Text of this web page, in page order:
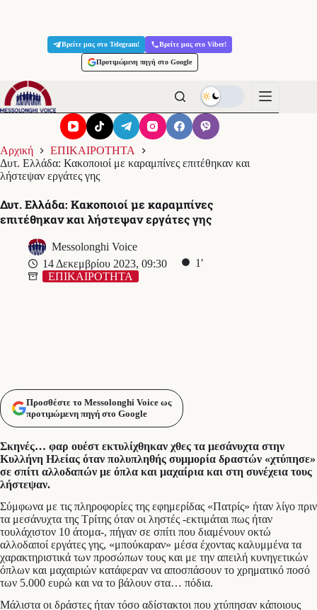
Βρείτε μας στο Telegram! Βρείτε μας στο Viber!
Προτιμώμενη πηγή στο Google
Αρχική
ΕΠΙΚΑΙΡΟΤΗΤΑ
Δυτ. Ελλάδα: Κακοποιοί με καραμπίνες επιτέθηκαν και
λήστεψαν εργάτες γης
Δυτ. Ελλάδα: Κακοποιοί με καραμπίνες
επιτέθηκαν και λήστεψαν εργάτες γης
Messolonghi Voice
14 Δεκεμβρίου 2023, 09:30
1′
ΕΠΙΚΑΙΡΟΤΗΤΑ
Προσθέστε το Messolonghi Voice ως
προτιμώμενη πηγή στο Google
Σκηνές… φαρ ουέστ εκτυλίχθηκαν χθες τα μεσάνυχτα στην
Κυλλήνη Ηλείας όταν πολυπληθής συμμορία δραστών «χτύπησε»
σε σπίτι αλλοδαπών με όπλα και μαχαίρια και στη συνέχεια τους
λήστεψαν.
Σύμφωνα με τις πληροφορίες της εφημερίδας «Πατρίς» ήταν λίγο πριν
τα μεσάνυχτα της Τρίτης όταν οι ληστές -εκτιμάται πως ήταν
τουλάχιστον 10 άτομα-, πήγαν σε σπίτι που διαμένουν οκτώ
αλλοδαποί εργάτες γης, «μπούκαραν» μέσα έχοντας καλυμμένα τα
χαρακτηριστικά των προσώπων τους και με την απειλή κυνηγετικών
όπλων και μαχαιριών κατάφεραν να αποσπάσουν το χρηματικό ποσό
των 5.000 ευρώ και να το βάλουν στα… πόδια.
Μάλιστα οι δράστες ήταν τόσο αδίστακτοι που χτύπησαν κάποιους